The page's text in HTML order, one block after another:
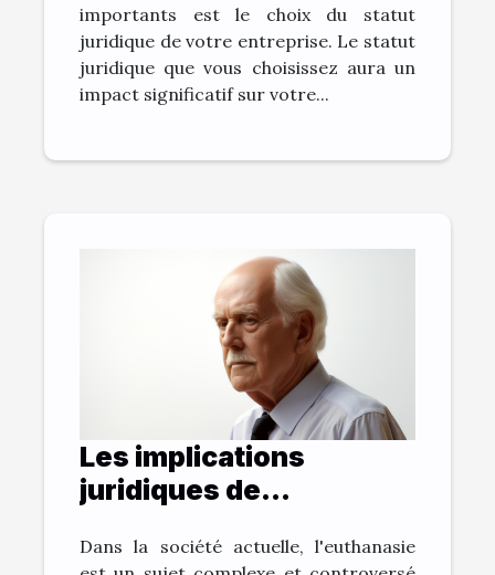
importants est le choix du statut
juridique de votre entreprise. Le statut
juridique que vous choisissez aura un
impact significatif sur votre...
Les implications
juridiques de
Dans la société actuelle, l'euthanasie